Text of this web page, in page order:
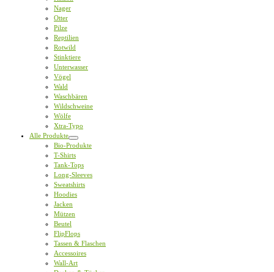
Nager
Otter
Pilze
Reptilien
Rotwild
Stinktiere
Unterwasser
Vögel
Wald
Waschbären
Wildschweine
Wölfe
Xtra-Typo
Alle Produkte
Bio-Produkte
T-Shirts
Tank-Tops
Long-Sleeves
Sweatshirts
Hoodies
Jacken
Mützen
Beutel
FlipFlops
Tassen & Flaschen
Accessoires
Wall-Art